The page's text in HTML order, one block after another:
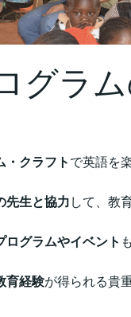
グラ
・クラフトで英語を
先生と協力して、教
ログラムやイベント
育経験が得られる貴